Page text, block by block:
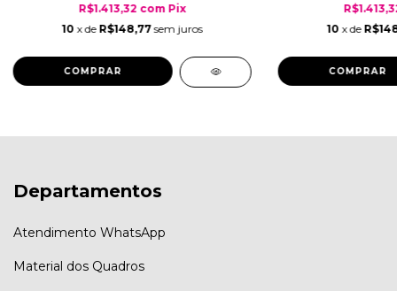
R$1.413,32 com Pix
10 x de R$148,77 sem juros
COMPRAR
10 x de
COMPRAR
Departamentos
Atendimento WhatsApp
Material dos Quadros